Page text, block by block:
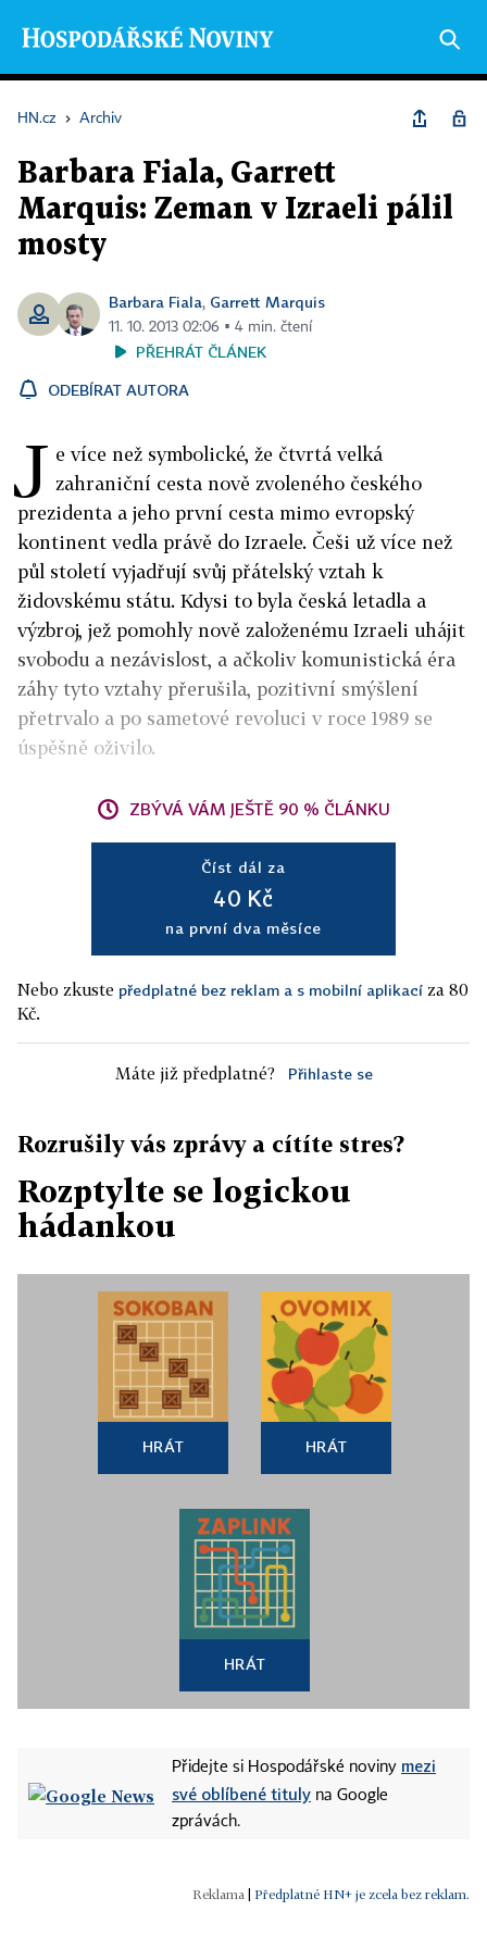
HN.cz › Archiv
Barbara Fiala, Garrett
Marquis: Zeman v Izraeli pálil
mosty
Barbara Fiala, Garrett Marquis
11. 10. 2013 02:06 ▪ 4 min. čtení
PŘEHRÁT ČLÁNEK
ODEBÍRAT AUTORA
J e více než symbolické, že čtvrtá velká
zahraniční cesta nově zvoleného českého
prezidenta a jeho první cesta mimo evropský
kontinent vedla právě do Izraele. Češi už více než
půl století vyjadřují svůj přátelský vztah k
židovskému státu. Kdysi to byla česká letadla a
výzbroj, jež pomohly nově založenému Izraeli uhájit
svobodu a nezávislost, a ačkoliv komunistická éra
záhy tyto vztahy přerušila, pozitivní smýšlení
přetrvalo a po sametové revoluci v roce 1989 se
úspěšně oživilo.
ZBÝVÁ VÁM JEŠTĚ 90 % ČLÁNKU
Číst dál za
40 Kč
na první dva měsíce
Nebo zkuste předplatné bez reklam a s mobilní aplikací za 80
Kč.
Máte již předplatné? Přihlaste se
Rozrušily vás zprávy a cítíte stres?
Rozptylte se logickou
hádankou
HRÁT HRÁT
HRÁT
Přidejte si Hospodářské noviny mezi
své oblíbené tituly na Google
zprávách.
Předplatné HN+ je zcela bez reklam.